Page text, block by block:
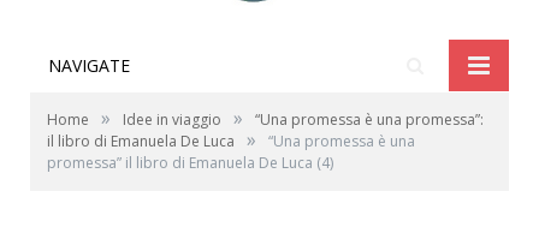
NAVIGATE
Home » Idee in viaggio »
“Una promessa è una promessa”:
il libro di Emanuela De Luca
»
“Una promessa è una
promessa” il libro di Emanuela De Luca (4)